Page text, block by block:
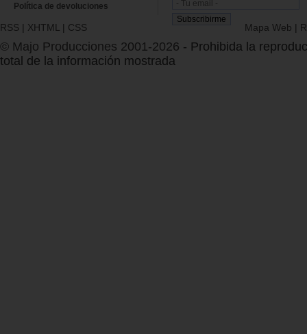
Política de devoluciones
RSS | XHTML | CSS Mapa Web |
© Majo Producciones 2001-2026 - Prohibida la
total de la información mostrada